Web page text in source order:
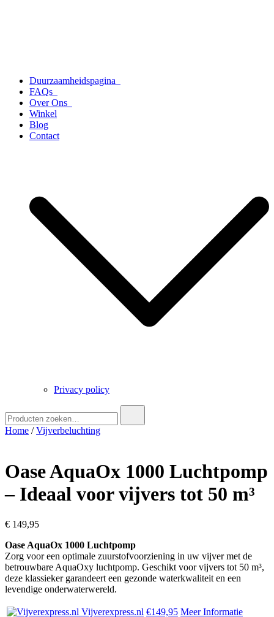
Duurzaamheidspagina
FAQs
Over Ons
Winkel
Blog
Contact
Privacy policy
naar:
Home /Vijverbeluchting
Oase AquaOx 1000 Luchtpomp
– Ideaal voor vijvers tot 50 m³
€ 149,95
Oase AquaOx 1000 Luchtpomp
Zorg voor een optimale zuurstofvoorziening in uw vijver met de
betrouwbare AquaOxy luchtpomp. Geschikt voor vijvers tot 50 m³,
deze klassieker garandeert een gezonde waterkwaliteit en een
levendige onderwaterwereld.
Vijverexpress.nl €149,95 Meer Informatie